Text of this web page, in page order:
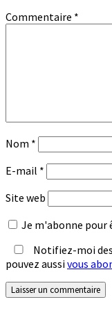
Commentaire *
Nom *
E-mail *
Site web
Je m'abonne pour
Notifiez-moi
pouvez aussivous